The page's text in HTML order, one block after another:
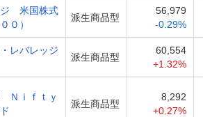
ジ 米国株式
０）
派生商品型
56,979
-0.29%
レバレッジ
派生商品型
60,554
+1.32%
Ｎｉｆｔｙ
派生商品型
8,292
+0.27%